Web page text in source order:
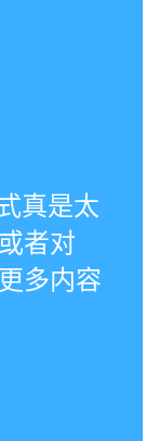
真是太
者对
多内容